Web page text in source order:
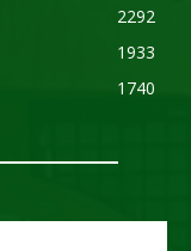
2292
1933
1740